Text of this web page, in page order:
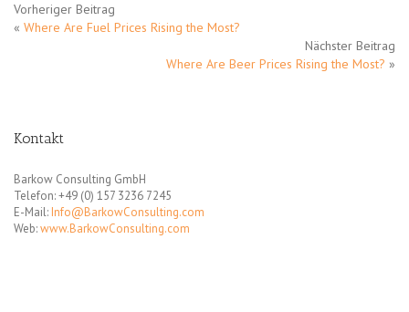
Vorheriger Beitrag
« Where Are Fuel Prices Rising the Most?
Nächster Beitrag
Where Are Beer Prices Rising the Most? »
Kontakt
Barkow Consulting GmbH
Telefon: +49 (0) 157 3236 7245
E-Mail: Info@BarkowConsulting.com
Web:www.BarkowConsulting.com